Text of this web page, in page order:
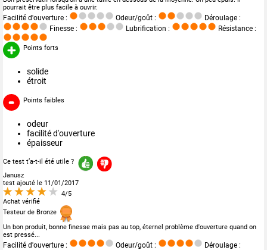
pourrait être plus facile à ouvrir.
Facilité d'ouverture : Odeur/goût :
Déroulage :
Finesse :
Lubrification : Résistance :
Points forts
solide
étroit
Points faibles
odeur
facilité d'ouverture
épaisseur
Ce test t’a-t-il été utile ?
Janusz
test ajouté le 11/01/2017
4/5
Achat vérifié
Testeur de Bronze
Un bon produit, bonne finesse mais pas au top, éternel problème d'ouverture quand on
est pressé...
Facilité d'ouverture : Odeur/goût :
Déroulage :